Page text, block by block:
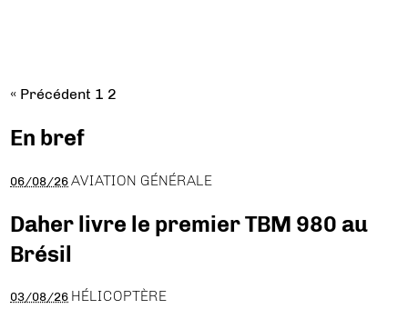
« Précédent 1 2
En bref
06/08/26 AVIATION GÉNÉRALE
Daher livre le premier TBM 980 au
Brésil
03/08/26 HÉLICOPTÈRE